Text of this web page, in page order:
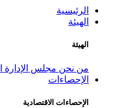
الرئيسية
الهيئة
الهيئة
من نحن مجلس الإدارة
الإحصاءات
الإحصاءات الاقتصادية